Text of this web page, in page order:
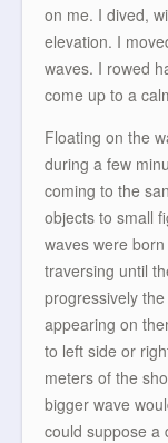
on me. I dived,
elevation. I
waves. I rowed
come up to a
Floating on the
during a few
coming to the
objects to small
waves were
traversing until
progressively
appearing on
to left side or
meters of the
bigger wave
could suppose a